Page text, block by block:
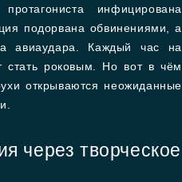
инфицирована
подорвана обвинениями, а
авиаудара. Каждый час на
стать роковым. Но вот в чём
открываются неожиданные
через творческое